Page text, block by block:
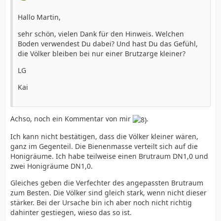
Hallo Martin,
sehr schön, vielen Dank für den Hinweis. Welchen
Boden verwendest Du dabei? Und hast Du das Gefühl,
die Völker bleiben bei nur einer Brutzarge kleiner?
LG
Kai
Achso, noch ein Kommentar von mir
.
Ich kann nicht bestätigen, dass die Völker kleiner wären,
ganz im Gegenteil. Die Bienenmasse verteilt sich auf die
Honigräume. Ich habe teilweise einen Brutraum DN1,0 und
zwei Honigräume DN1,0.
Gleiches geben die Verfechter des angepassten Brutraum
zum Besten. Die Völker sind gleich stark, wenn nicht dieser
stärker. Bei der Ursache bin ich aber noch nicht richtig
dahinter gestiegen, wieso das so ist.